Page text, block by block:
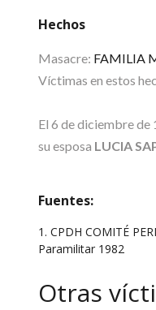
Hechos
Masacre: FAMILIA
Víctimas en estos
El 6 de diciembre de
su esposa LUCIA
Fuentes:
1. CPDH COMITÉ
Paramilitar 1982
Otras